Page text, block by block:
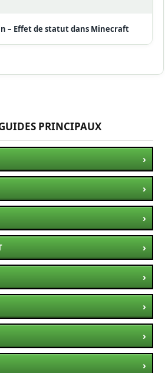
– Effet de statut dans Minecraft
PRINCIPAUX
›
›
›
›
›
›
›
›